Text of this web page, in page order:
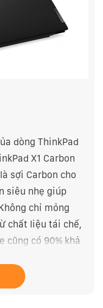
dòng ThinkPad
X1 Carbon
sợi Carbon cho
siêu nhẹ giúp
chỉ mỏng
chất liệu tái chế,
cũng có 90% khả
khung máy, pin,
bì đều làm từ vật